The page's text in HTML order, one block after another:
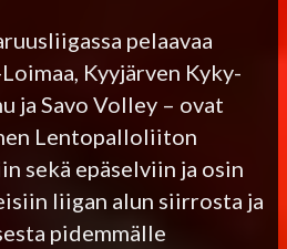
pelaavaa
Kyyjärven Kyky-
ja Savo Volley – ovat
Lentopalloliiton
sekä epäselviin ja osin
liigan alun siirrosta ja
pidemmälle